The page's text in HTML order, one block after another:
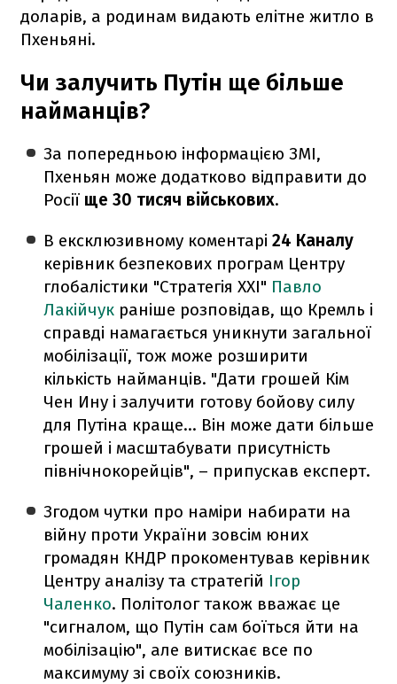
доларів, а родинам видають елітне житло в
Пхеньяні.
Чи залучить Путін ще більше
найманців?
За попередньою інформацією ЗМІ,
Пхеньян може додатково відправити до
Росії ще 30 тисяч військових.
В ексклюзивному коментарі24 Каналу
керівник безпекових програм Центру
глобалістики "Стратегія ХХІ" Павло
Лакійчук раніше розповідав, що Кремль і
справді намагається уникнути загальної
мобілізації, тож може розширити
кількість найманців. "Дати грошей Кім
Чен Ину і залучити готову бойову силу
для Путіна краще... Він може дати більше
грошей і масштабувати присутність
північнокорейців", – припускав експерт.
Згодом чутки про наміри набирати на
війну проти України зовсім юних
громадян КНДР прокоментував керівник
Центру аналізу та стратегій Ігор
Чаленко. Політолог також вважає це
"сигналом, що Путін сам боїться йти на
мобілізацію", але витискає все по
максимуму зі своїх союзників.